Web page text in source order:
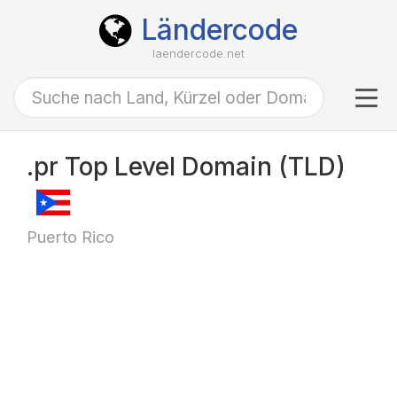
Ländercode
laendercode.net
.pr Top Level Domain (TLD)
Puerto Rico